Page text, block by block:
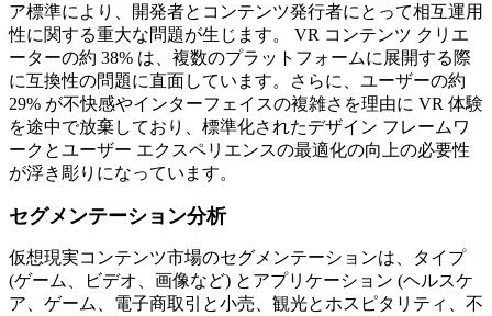
ア標準により、開発者とコンテンツ発行者にとって相互運用
性に関する重大な問題が生じます。 VR コンテンツ クリエ
ーターの約 38% は、複数のプラットフォームに展開する際
に互換性の問題に直面しています。さらに、ユーザーの約
29% が不快感やインターフェイスの複雑さを理由に VR 体験
を途中で放棄しており、標準化されたデザイン フレームワ
ークとユーザー エクスペリエンスの最適化の向上の必要性
が浮き彫りになっています。
セグメンテーション分析
仮想現実コンテンツ市場のセグメンテーションは、タイプ
(ゲーム、ビデオ、画像など) とアプリケーション (ヘルスケ
ア、ゲーム、電子商取引と小売、観光とホスピタリティ、不